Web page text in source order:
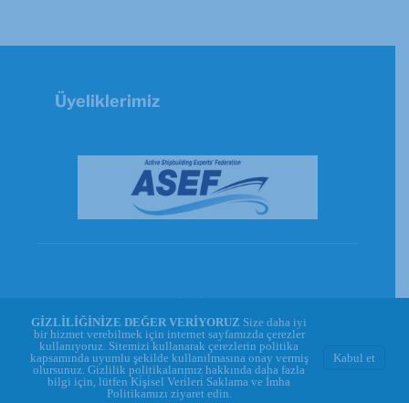
Üyeliklerimiz
WEBREKA
    
GİZLİLİĞİNİZE DEĞER VERİYORUZ Size daha iyi
bir hizmet verebilmek için internet sayfamızda çerezler
kullanıyoruz. Sitemizi kullanarak çerezlerin politika
kapsamında uyumlu şekilde kullanılmasına onay vermiş
olursunuz. Gizlilik politikalarımız hakkında daha fazla
bilgi için, lütfen Ki̇şi̇sel Veri̇leri̇ Saklama ve İmha
Politikamızı ziyaret edin.
Kabul et